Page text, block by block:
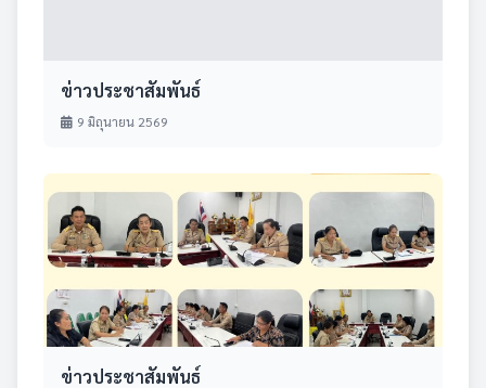
ข่าวประชาสัมพันธ์
9 มิถุนายน 2569
ข่าวประชาสัมพันธ์